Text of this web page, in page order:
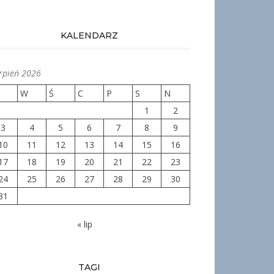
KALENDARZ
2026
W
Ś C P S
N
1
2
3
4 5 6 7 8
9
11 12 13 14 15
16
18 19 20 21 22
23
25 26 27 28 29
30
« lip
TAGI